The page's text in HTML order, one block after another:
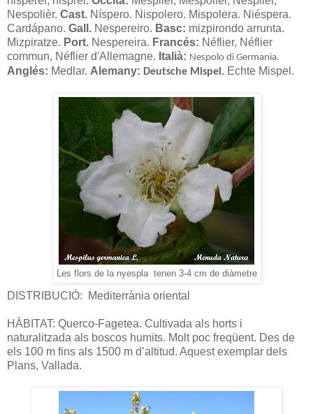
Nespolièr. Cast. Níspero. Nispolero. Mispolera. Niéspera.
Cardápano. Gall. Nespereiro. Basc: mizpirondo arrunta.
Mizpiratze. Port. Nespereira. Francés: Néflier, Néflier
commun, Néflier d'Allemagne. Italià: Nespolo di Germania.
Anglés: Medlar. Alemany: Deutsche Mispel. Echte Mispel.
Les flors de la nyespla tenen 3-4 cm de diàmetre
DISTRIBUCIÓ: Mediterrània oriental
HÀBITAT: Querco-Fagetea. Cultivada als horts i
naturalitzada als boscos humits. Molt poc freqüent. Des de
els 100 m fins als 1500 m d’altitud. Aquest exemplar dels
Plans, Vallada.